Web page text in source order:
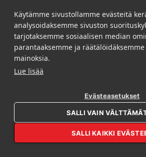
Käytämme sivustollamme evästeitä
analysoidaksemme sivuston
tarjotaksemme sosiaalisen median
parantaaksemme ja
mainoksia.
Lue lisää
Evästeasetukset
SALLI VAIN
SALLI KAIKKI